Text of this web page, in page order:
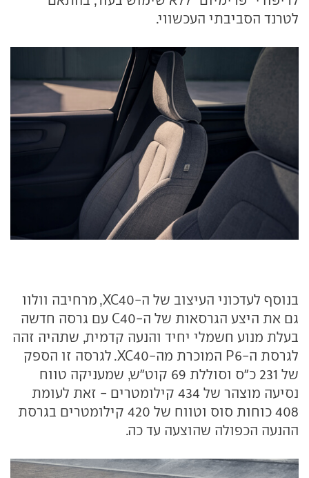
לטרנד הסביבתי העכשווי.
בנוסף לעדכוני העיצוב של ה-XC40, מרחיבה וולוו
גם את היצע הגרסאות של ה-C40 עם גרסה חדשה
בעלת מנוע חשמלי יחיד והנעה קדמית, שתהיה זהה
לגרסת ה-P6 המוכרת מה-XC40. לגרסה זו הספק
של 231 כ"ס וסוללת 69 קוט"ש, שמעניקה טווח
נסיעה מוצהר של 434 קילומטרים - זאת לעומת
408 כוחות סוס וטווח של 420 קילומטרים בגרסת
ההנעה הכפולה שהוצעה עד כה.